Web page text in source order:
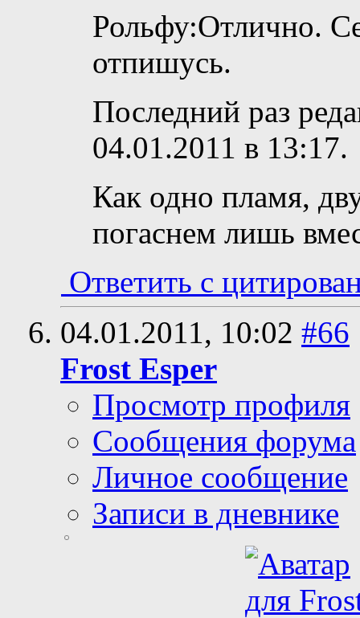
Рольфу:Отлично.
отпишусь.
Последний раз
04.01.2011 в 13:17.
Как одно пламя,
погаснем лишь
Ответить с
04.01.2011, 10:02 #66
Frost Esper
Просмотр профиля
Сообщения форума
Личное сообщение
Записи в дневнике